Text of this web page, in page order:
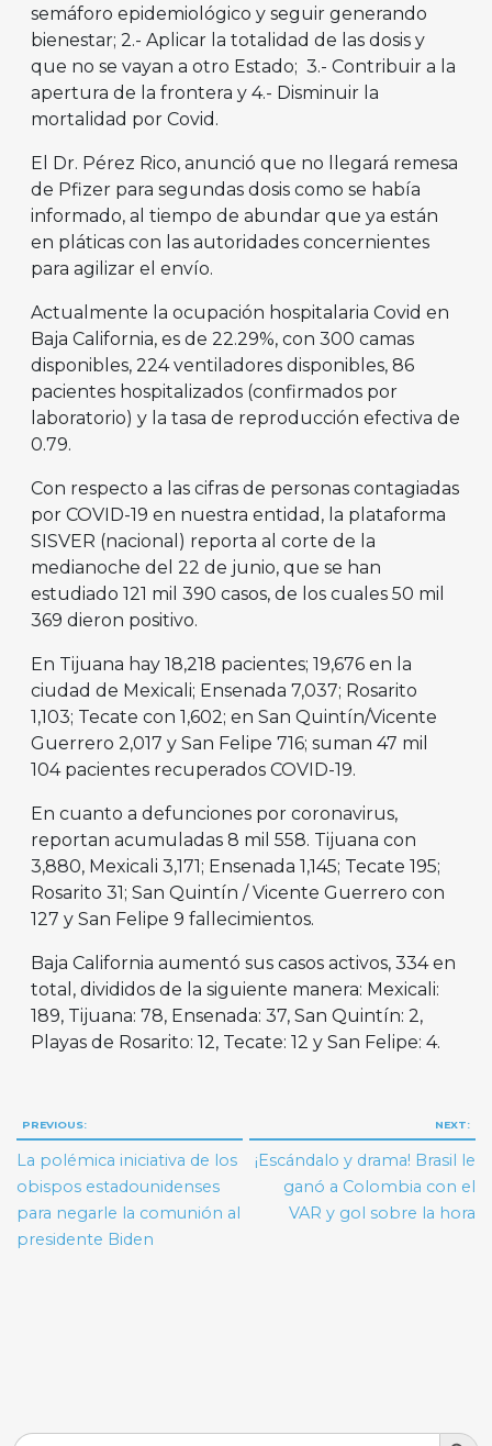
semáforo epidemiológico y seguir generando
bienestar; 2.- Aplicar la totalidad de las dosis y
que no se vayan a otro Estado; 3.- Contribuir a la
apertura de la frontera y 4.- Disminuir la
mortalidad por Covid.
El Dr. Pérez Rico, anunció que no llegará remesa
de Pfizer para segundas dosis como se había
informado, al tiempo de abundar que ya están
en pláticas con las autoridades concernientes
para agilizar el envío.
Actualmente la ocupación hospitalaria Covid en
Baja California, es de 22.29%, con 300 camas
disponibles, 224 ventiladores disponibles, 86
pacientes hospitalizados (confirmados por
laboratorio) y la tasa de reproducción efectiva de
0.79.
Con respecto a las cifras de personas contagiadas
por COVID-19 en nuestra entidad, la plataforma
SISVER (nacional) reporta al corte de la
medianoche del 22 de junio, que se han
estudiado 121 mil 390 casos, de los cuales 50 mil
369 dieron positivo.
En Tijuana hay 18,218 pacientes; 19,676 en la
ciudad de Mexicali; Ensenada 7,037; Rosarito
1,103; Tecate con 1,602; en San Quintín/Vicente
Guerrero 2,017 y San Felipe 716; suman 47 mil
104 pacientes recuperados COVID-19.
En cuanto a defunciones por coronavirus,
reportan acumuladas 8 mil 558. Tijuana con
3,880, Mexicali 3,171; Ensenada 1,145; Tecate 195;
Rosarito 31; San Quintín / Vicente Guerrero con
127 y San Felipe 9 fallecimientos.
Baja California aumentó sus casos activos, 334 en
total, divididos de la siguiente manera: Mexicali:
189, Tijuana: 78, Ensenada: 37, San Quintín: 2,
Playas de Rosarito: 12, Tecate: 12 y San Felipe: 4.
Navegación
de
entradas
PREVIOUS:
La polémica iniciativa de los
obispos estadounidenses
para negarle la comunión al
presidente Biden
NEXT:
¡Escándalo y drama! Brasil le
ganó a Colombia con el
VAR y gol sobre la hora
Search Search